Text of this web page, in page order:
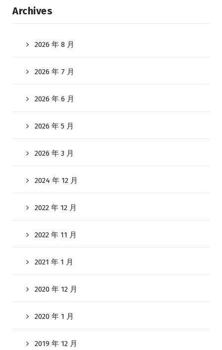
Archives
2026 年 8 月
2026 年 7 月
2026 年 6 月
2026 年 5 月
2026 年 3 月
2024 年 12 月
2022 年 12 月
2022 年 11 月
2021 年 1 月
2020 年 12 月
2020 年 1 月
2019 年 12 月